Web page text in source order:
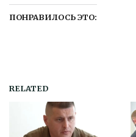
ПОНРАВИЛОСЬ ЭТО:
RELATED